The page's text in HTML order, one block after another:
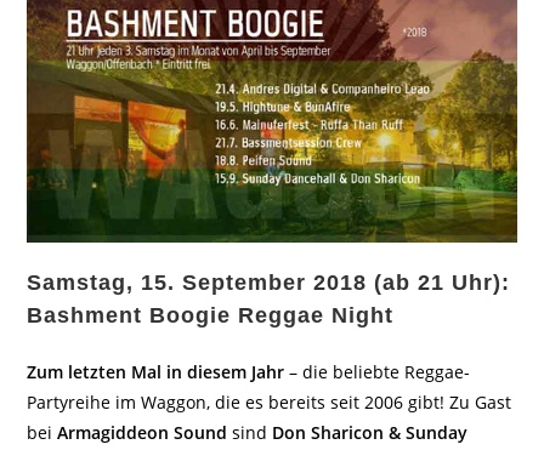
Samstag, 15. September 2018 (ab 21 Uhr):
Bashment Boogie Reggae Night
Zum letzten Mal in diesem Jahr– die beliebte Reggae-
Partyreihe im Waggon, die es bereits seit 2006 gibt! Zu Gast
beiArmagiddeon Soundsind Don Sharicon & Sunday